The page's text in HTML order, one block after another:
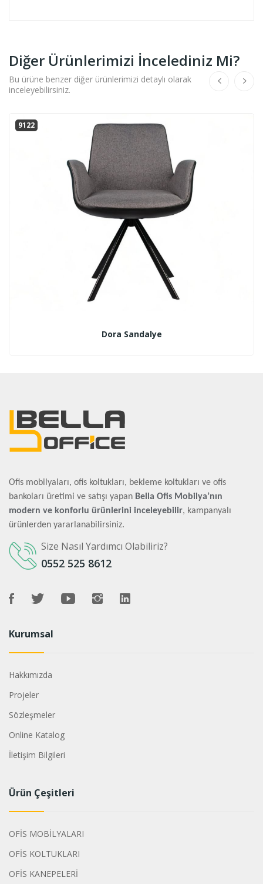
Diğer Ürünlerimizi İncelediniz Mi?
Bu ürüne benzer diğer ürünlerimizi detaylı olarak
inceleyebilirsiniz.
9122
Dora Sandalye
Ofis mobilyaları, ofis koltukları, bekleme koltukları ve ofis
bankoları üretimi ve satışı yapan Bella Ofis Mobilya’nın
modern ve konforlu ürünlerini inceleyebilir, kampanyalı
ürünlerden yararlanabilirsiniz.
Size Nasıl Yardımcı Olabiliriz?
0552 525 8612
Kurumsal
Hakkımızda
Projeler
Sözleşmeler
Online Katalog
İletişim Bilgileri
Ürün Çeşitleri
OFİS MOBİLYALARI
OFİS KOLTUKLARI
OFİS KANEPELERİ